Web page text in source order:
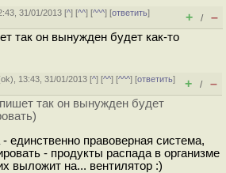
31/01/2013 [^] [^^] [^^^] [ответить]
+ / –
так он вынужден будет как-то
ok), 13:43, 31/01/2013 [^] [^^] [^^^] [ответить]
+ / –
так он вынужден будет
единственно правоверная система,
- продукты распада в организме
выложит на... вентилятор :)